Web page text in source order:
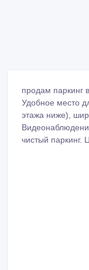
продам
Удобное место
этажа ниже),
чистый паркинг.